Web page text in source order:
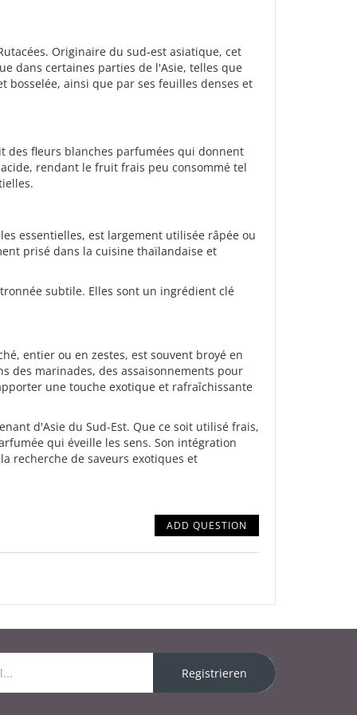
Originaire du sud-est asiatique, cet
dans certaines parties de l'Asie, telles que
ainsi que par ses feuilles denses et
des fleurs blanches parfumées qui donnent
rendant le fruit frais peu consommé tel
essentielles, est largement utilisée râpée ou
prisé dans la cuisine thaïlandaise et
subtile. Elles sont un ingrédient clé
entier ou en zestes, est souvent broyé en
des marinades, des assaisonnements pour
une touche exotique et rafraîchissante
d'Asie du Sud-Est. Que ce soit utilisé frais,
qui éveille les sens. Son intégration
recherche de saveurs exotiques et
ADD QUESTION
Registrieren